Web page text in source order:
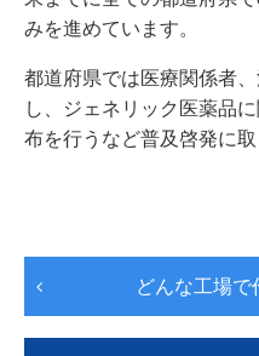
みを進めています。
都道府県では医療関係者
し、ジェネリック医薬品
布を行うなど普及啓発に取
どんな工場で